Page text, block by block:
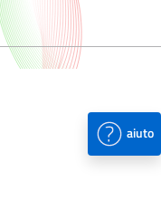
aiuto